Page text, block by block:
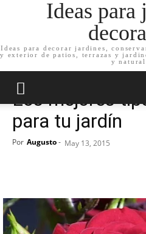
Ideas para
Ideas para decorar jardines,
y exterior de patios, terrazas y
y
Inicio Plantas de jardín Rosales
Los mejores
para tu jardín
Por Augusto- May 13, 2015